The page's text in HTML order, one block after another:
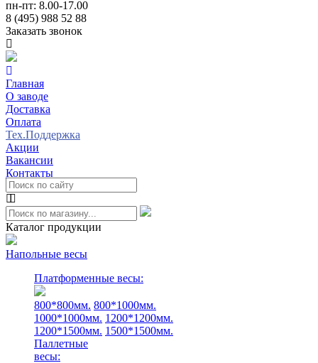
пн-пт: 8.00-17.00
8 (495) 988 52 88
Заказать звонок
Главная
О заводе
Доставка
Оплата
Тех.Поддержка
Акции
Вакансии
Контакты
Каталог продукции
Напольные весы
Платформенные весы:
800*800мм. 800*1000мм.
1000*1000мм. 1200*1200мм.
1200*1500мм. 1500*1500мм.
Паллетные
весы: